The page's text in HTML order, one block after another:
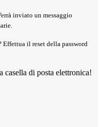
inviato un messaggio
Effettua il reset della password
casella di posta elettronica!